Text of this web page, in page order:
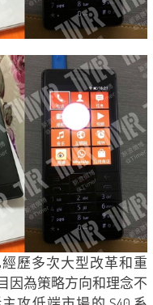
歷多次大型改革和重
因為策略方向和理念不